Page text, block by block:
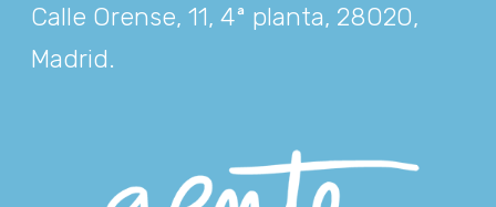
Calle Orense, 11, 4ª planta, 28020,
Madrid.